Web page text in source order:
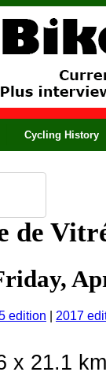
Cycling History
de
edition
2017
x 21.1